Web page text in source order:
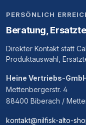
PERSÖNLICH
Beratung,
Direkter Kontakt statt
Produktauswahl,
Heine Vertriebs-
Mettenbergerstr. 4
88400 Biberach /
kontakt@nilfisk-alto-